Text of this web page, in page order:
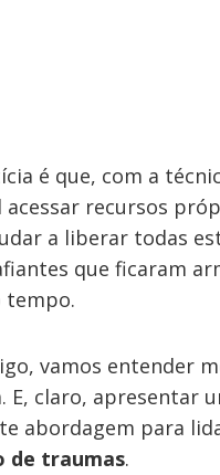
é que, com a
acessar recursos
a liberar todas
que ficaram
vamos entender
E, claro, apresentar
abordagem para
de traumas.